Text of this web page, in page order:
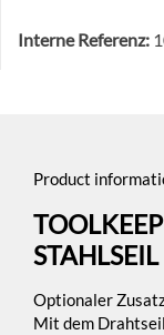
Interne Referenz:
Product
STAHLSEIL
Optionaler
Mit dem